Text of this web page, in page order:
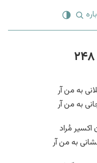
به من آر
به من آر
مُراد
به من آر